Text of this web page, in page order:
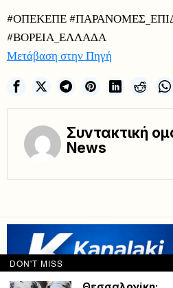
#ΟΠΕΚΕΠΕ
#ΒΟΡΕΙΑ_ΕΛΛΑΔΑ
Μετάβαση στην Πηγή
Συντακτική
News
DON'T MISS